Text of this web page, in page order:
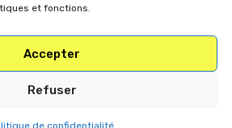
et fonctions.
Accepter
Refuser
de confidentialité